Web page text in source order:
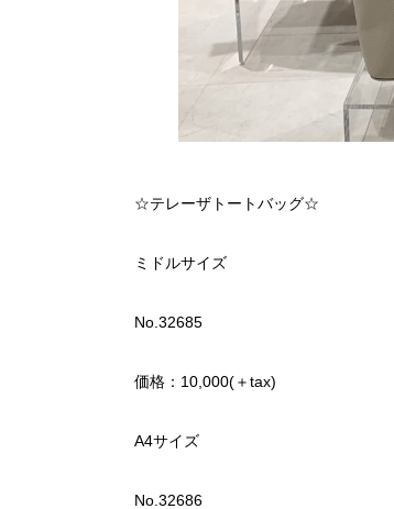
☆テレーザトートバッグ☆
ミドルサイズ
No.32685
価格：10,000(＋tax)
A4サイズ
No.32686